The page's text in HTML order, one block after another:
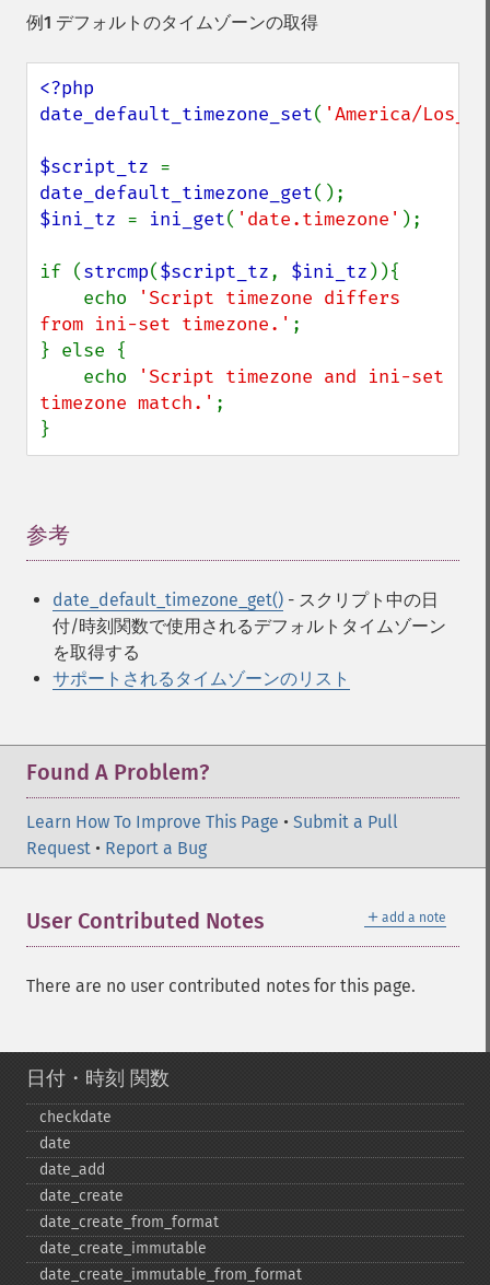
例1 デフォルトのタイムゾーンの取得
<?php
date_default_timezone_set( 'America/
$script_tz
date_default_timezone_get
$ini_tz = ini_get( 'date.timezone' );
if (strcmp($script_tz, $ini_tz )){
    echo
'Script timezone differs
from ini-set timezone.' ;
} else {
    echo
'Script timezone and ini-set
timezone match.' ;
}
参考
date_default_timezone_get() - スクリプト中の日
付/時刻関数で使用されるデフォルトタイムゾーン
を取得する
サポートされるタイムゾーンのリスト
Found A Problem?
Learn How To Improve This Page • Submit a Pull
Request • Report a Bug
＋ add a note
User Contributed Notes
There are no user contributed notes for this page.
日付・時刻 関数
checkdate
date
date_​add
date_​create
date_​create_​from_​format
date_​create_​immutable
date_​create_​immutable_​from_​format